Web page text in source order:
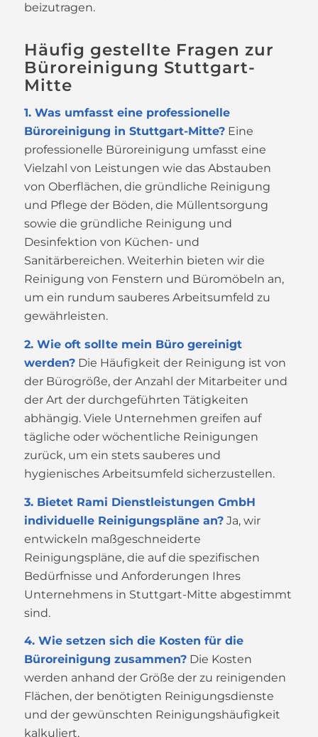
beizutragen.
Häufig gestellte Fragen zur
Büroreinigung Stuttgart-
Mitte
1. Was umfasst eine professionelle
Büroreinigung in Stuttgart-Mitte?Eine
professionelle Büroreinigung umfasst eine
Vielzahl von Leistungen wie das Abstauben
von Oberflächen, die gründliche Reinigung
und Pflege der Böden, die Müllentsorgung
sowie die gründliche Reinigung und
Desinfektion von Küchen- und
Sanitärbereichen. Weiterhin bieten wir die
Reinigung von Fenstern und Büromöbeln an,
um ein rundum sauberes Arbeitsumfeld zu
gewährleisten.
2. Wie oft sollte mein Büro gereinigt
werden?Die Häufigkeit der Reinigung ist von
der Bürogröße, der Anzahl der Mitarbeiter und
der Art der durchgeführten Tätigkeiten
abhängig. Viele Unternehmen greifen auf
tägliche oder wöchentliche Reinigungen
zurück, um ein stets sauberes und
hygienisches Arbeitsumfeld sicherzustellen.
3. Bietet Rami Dienstleistungen GmbH
individuelle Reinigungspläne an?Ja, wir
entwickeln maßgeschneiderte
Reinigungspläne, die auf die spezifischen
Bedürfnisse und Anforderungen Ihres
Unternehmens in Stuttgart-Mitte abgestimmt
sind.
4. Wie setzen sich die Kosten für die
Büroreinigung zusammen?Die Kosten
werden anhand der Größe der zu reinigenden
Flächen, der benötigten Reinigungsdienste
und der gewünschten Reinigungshäufigkeit
kalkuliert.